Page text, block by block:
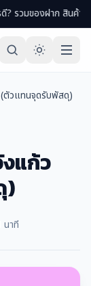
ของฝาก สินค้า
ตัวแทนจุดรับพัสดุ)
แก้ว
)
นาที